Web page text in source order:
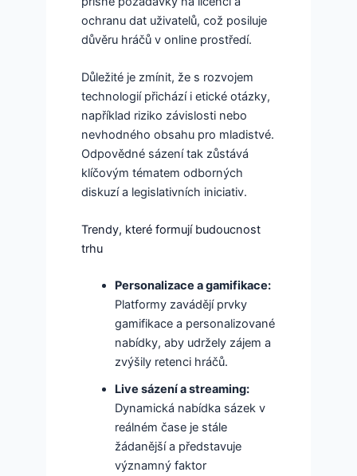
ochranu dat uživatelů, což posiluje
důvěru hráčů v online prostředí.
Důležité je zmínit, že s rozvojem
technologií přichází i etické otázky,
například riziko závislosti nebo
nevhodného obsahu pro mladistvé.
Odpovědné sázení tak zůstává
klíčovým tématem odborných
diskuzí a legislativních iniciativ.
Trendy, které formují budoucnost
trhu
Personalizace a gamifikace:
Platformy zavádějí prvky
gamifikace a personalizované
nabídky, aby udržely zájem a
zvýšily retenci hráčů.
Live sázení a streaming:
Dynamická nabídka sázek v
reálném čase je stále
žádanější a představuje
významný faktor